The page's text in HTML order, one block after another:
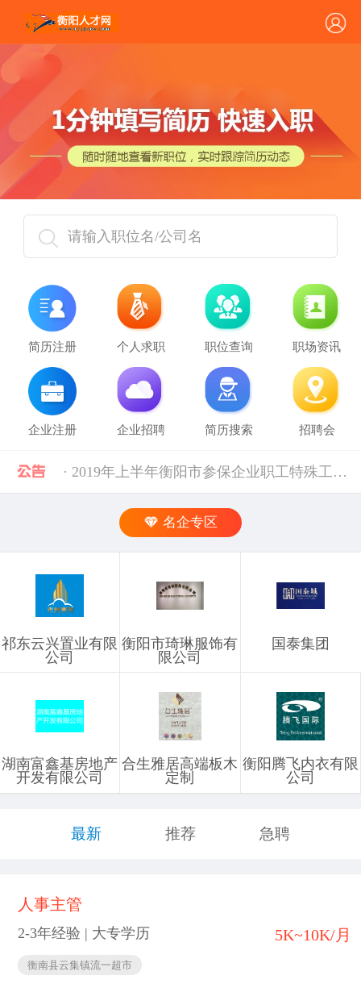
请输入职位名/公司名
简历注册 个人求职 职位查询 职场资讯
企业注册 企业招聘 简历搜索 招聘会
· 2019年上半年衡阳市参保企业职工特殊工种提前退休人员汇总表(第二批)公示 [10-28]
· 禁止发布的职位信息 [03-03]
· 企业信息发布规则 [03-03]
名企专区
祁东云兴置业有限
公司
衡阳市琦琳服饰有
限公司
国泰集团
湖南富鑫基房地产
开发有限公司
合生雅居高端板木
定制
衡阳腾飞内衣有限
公司
最新 推荐 急聘
人事主管
2-3年经验 | 大专学历
衡南县云集镇流一超市
5K~10K/月